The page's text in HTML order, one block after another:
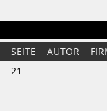
SEITE AUTOR
21 -